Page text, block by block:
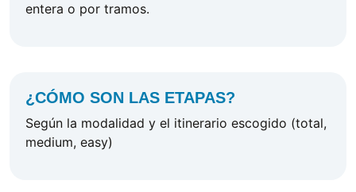
entera o por tramos.
¿CÓMO SON LAS ETAPAS?
Según la modalidad y el itinerario escogido (total,
medium, easy)